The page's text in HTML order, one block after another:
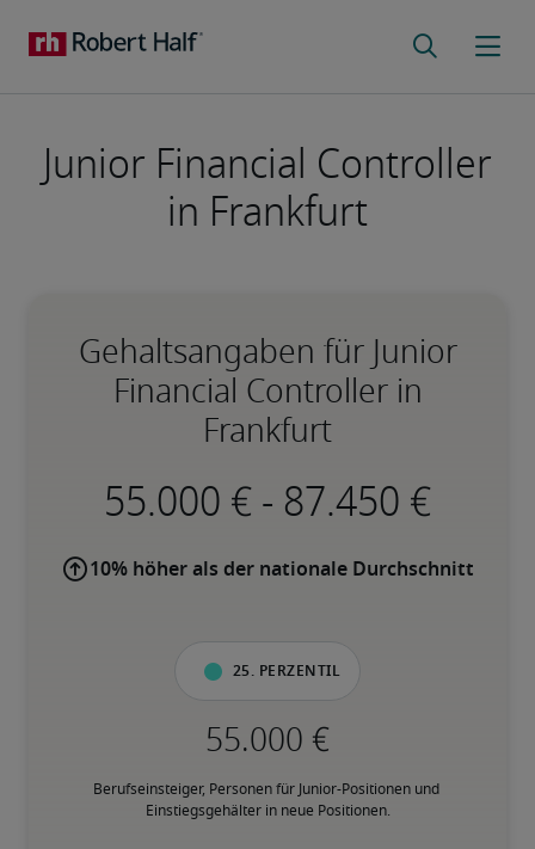
Junior Financial Controller
in Frankfurt
Gehaltsangaben für Junior
Financial Controller in
Frankfurt
-
10% höher als der nationale Durchschnitt
25. Perzentil
Berufseinsteiger, Personen für Junior-Positionen und
Einstiegsgehälter in neue Positionen.